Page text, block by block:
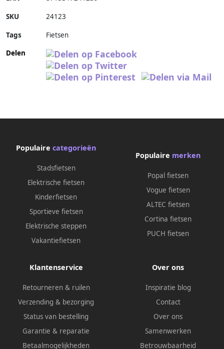
SKU 24123
Tags
Fietsen
Delen
Populaire categorieën
Stadsfietsen
Elektrische fietsen
Kinderfietsen
Sportieve fietsen
Elektrische steppen
Vakantiefietsen
Populaire merken
Popal fietsen
Vogue fietsen
ALTEC fietsen
Cortina fietsen
PUCH fietsen
Klantenservice
Retourneren & ruilen
Verzending & bezorging
Status van bestelling
Garantie & reparatie
Betaalmogelijkheden
Over ons
Inspiratie blog
Contact
Over ons
Samenwerken
Betrouwbaarheid